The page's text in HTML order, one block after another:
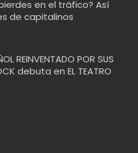
en el tráfico? Así
de capitalinos
REINVENTADO POR SUS
debuta en EL TEATRO